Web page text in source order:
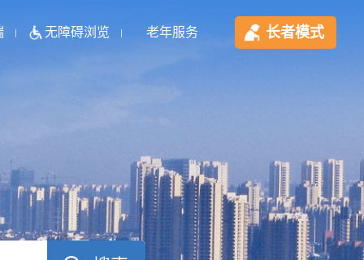
无障碍浏览 老年服务 长者模式